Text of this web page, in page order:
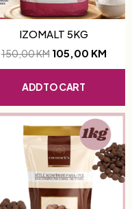
IZOMALT 5KG
150,00KM 105,00 KM
ADD TO CART